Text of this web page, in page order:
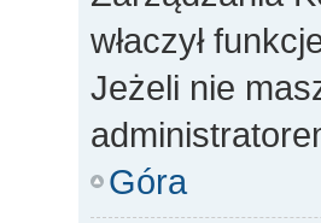
właczył
Jeżeli nie
Góra